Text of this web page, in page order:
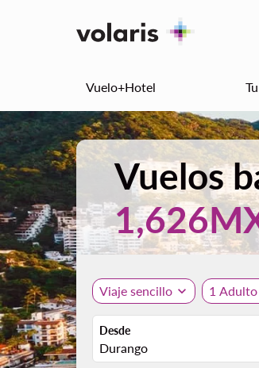
Vuelo+Hotel
Vuelos
Viaje sencillo expand_more 1 Adulto
Desde